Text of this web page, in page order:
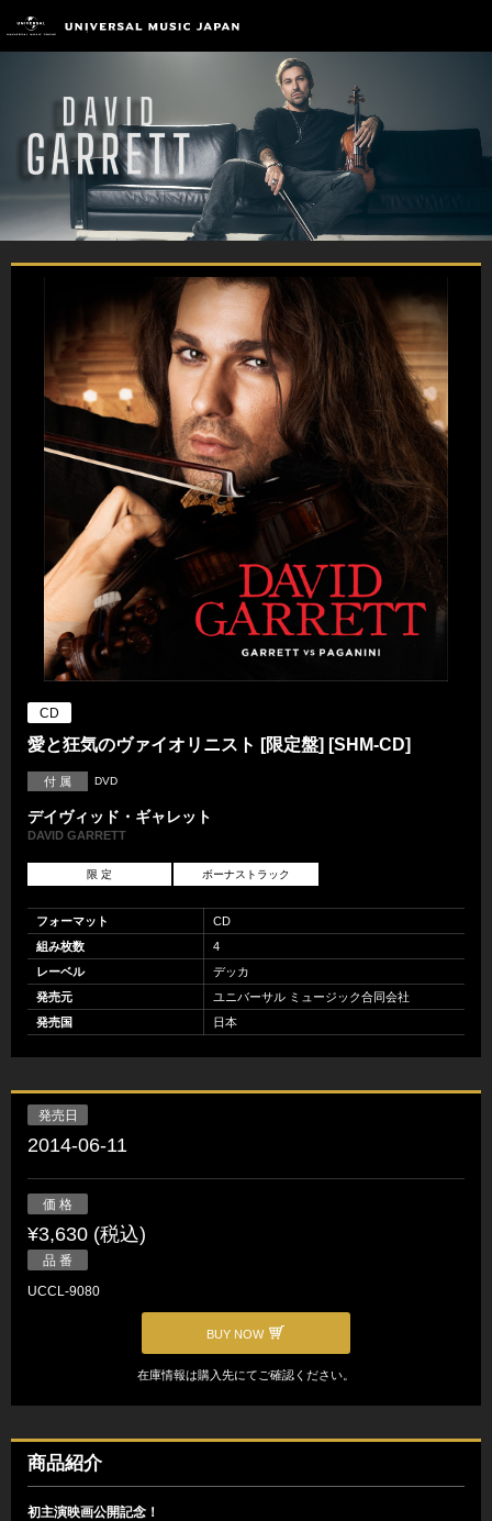
CD
愛と狂気のヴァイオリニスト [限定盤] [SHM-CD]
付 属 DVD
デイヴィッド・ギャレット
DAVID GARRETT
限 定 ボーナストラック
フォーマット
CD
組み枚数
4
レーベル
デッカ
発売元
ユニバーサル ミュージック合同会社
発売国
日本
発売日
2014-06-11
価 格
¥3,630 (税込)
品 番
UCCL-9080
BUY NOW
在庫情報は購入先にてご確認ください。
商品紹介
初主演映画公開記念！